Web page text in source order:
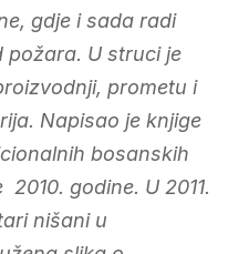
gdje i sada radi
U struci je
prometu i
Napisao je knjige
bosanskih
godine. U 2011.
nišani u